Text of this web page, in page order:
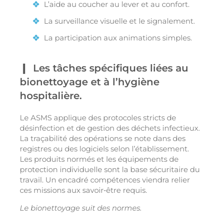
L’aide au coucher au lever et au confort.
La surveillance visuelle et le signalement.
La participation aux animations simples.
Les tâches spécifiques liées au
bionettoyage et à l’hygiène
hospitalière.
Le ASMS applique des protocoles stricts de
désinfection et de gestion des déchets infectieux.
La traçabilité des opérations se note dans des
registres ou des logiciels selon l’établissement.
Les produits normés et les équipements de
protection individuelle sont la base sécuritaire du
travail. Un encadré compétences viendra relier
ces missions aux savoir‑être requis.
Le bionettoyage suit des normes.